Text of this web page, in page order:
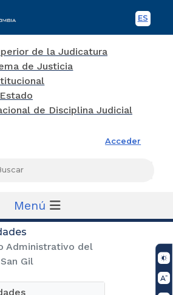
ES
Acceder
Menú
Administrativo del
Gil